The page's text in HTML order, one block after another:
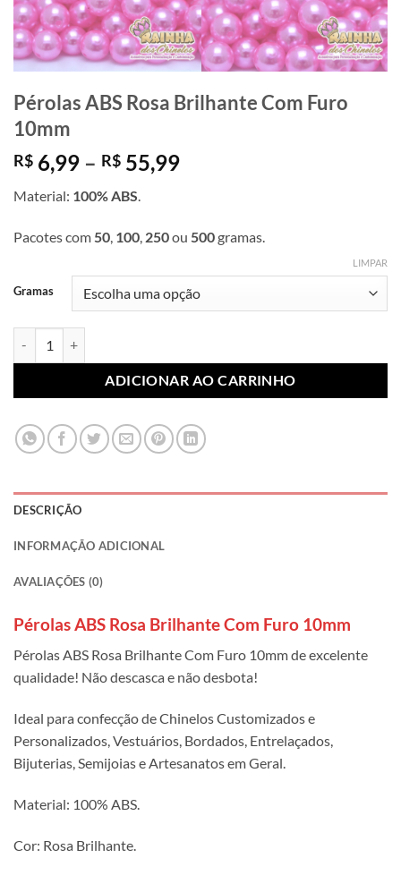
Pérolas ABS Rosa Brilhante Com Furo
10mm
R$ 6,99 – R$ 55,99Faixa
R$ 6,99
através
R$ 55,99
Material: 100% ABS.
Pacotes com50, 100, 250ou 500gramas.
Gramas
LIMPAR
ADICIONAR AO CARRINHO
DESCRIÇÃO
INFORMAÇÃO ADICIONAL
AVALIAÇÕES (0)
Pérolas ABS Rosa Brilhante Com Furo 10mm
Pérolas ABS Rosa Brilhante Com Furo 10mm de excelente
qualidade! Não descasca e não desbota!
Ideal para confecção de Chinelos Customizados e
Personalizados, Vestuários, Bordados, Entrelaçados,
Bijuterias, Semijoias e Artesanatos em Geral.
Material: 100% ABS.
Cor: Rosa Brilhante.